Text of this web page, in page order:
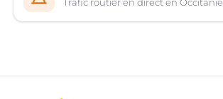
Trafic routier en direct en Occitanie